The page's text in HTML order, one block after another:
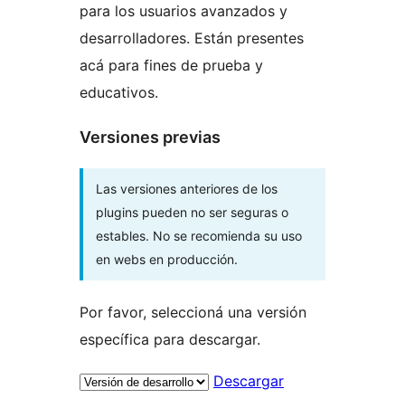
para los usuarios avanzados y
desarrolladores. Están presentes
acá para fines de prueba y
educativos.
Versiones previas
Las versiones anteriores de los
plugins pueden no ser seguras o
estables. No se recomienda su uso
en webs en producción.
Por favor, seleccioná una versión
específica para descargar.
Descargar